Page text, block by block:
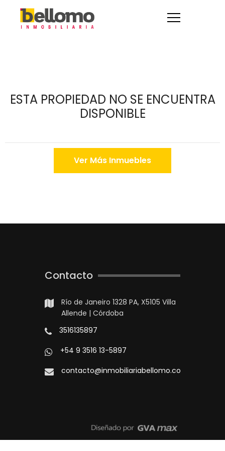
ESTA PROPIEDAD NO SE ENCUENTRA
DISPONIBLE
Ver Más Inmuebles
Contacto
Río de Janeiro 1328 PA, X5105 Villa
Allende | Córdoba
3516135897
+54 9 3516 13-5897
contacto@inmobiliariabellomo.com